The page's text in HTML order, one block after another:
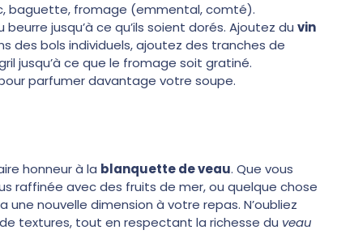
baguette, fromage (emmental, comté).
jusqu’à ce qu’ils soient dorés. Ajoutez du vin
des bols individuels, ajoutez des tranches de
jusqu’à ce que le fromage soit gratiné.
parfumer davantage votre soupe.
honneur à la blanquette de veau. Que vous
raffinée avec des fruits de mer, ou quelque chose
nouvelle dimension à votre repas. N’oubliez
textures, tout en respectant la richesse du veau